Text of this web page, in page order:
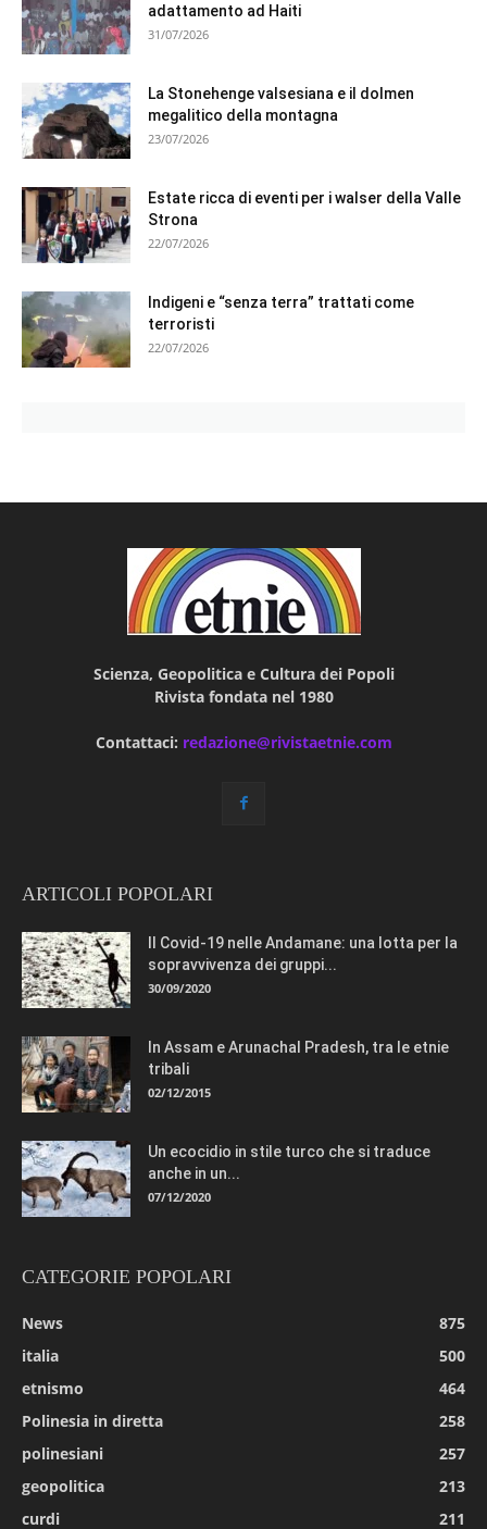
adattamento ad Haiti
31/07/2026
La Stonehenge valsesiana e il dolmen
megalitico della montagna
23/07/2026
Estate ricca di eventi per i walser della Valle
Strona
22/07/2026
Indigeni e “senza terra” trattati come
terroristi
22/07/2026
Scienza, Geopolitica e Cultura dei Popoli
Rivista fondata nel 1980
Contattaci: redazione@rivistaetnie.com
ARTICOLI POPOLARI
Il Covid-19 nelle Andamane: una lotta per la
sopravvivenza dei gruppi...
30/09/2020
In Assam e Arunachal Pradesh, tra le etnie
tribali
02/12/2015
Un ecocidio in stile turco che si traduce
anche in un...
07/12/2020
CATEGORIE POPOLARI
News
875
italia
500
etnismo
464
Polinesia in diretta
258
polinesiani
257
geopolitica
213
curdi
211